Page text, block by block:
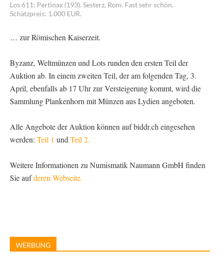
Los 611: Pertinax (193). Sesterz, Rom. Fast sehr schön.
Schätzpreis: 1.000 EUR.
… zur Römischen Kaiserzeit.
Byzanz, Weltmünzen und Lots runden den ersten Teil der
Auktion ab. In einem zweiten Teil, der am folgenden Tag, 3.
April, ebenfalls ab 17 Uhr zur Versteigerung kommt, wird die
Sammlung Plankenhorn mit Münzen aus Lydien angeboten.
Alle Angebote der Auktion können auf biddr.ch eingesehen
werden: Teil 1 undTeil 2.
Weitere Informationen zu Numismatik Naumann GmbH finden
Sie aufderen Webseite.
WERBUNG